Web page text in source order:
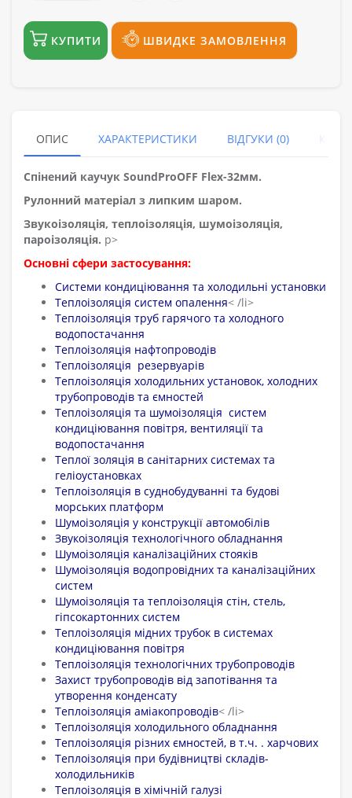
КУПИТИ ШВИДКЕ ЗАМОВЛЕННЯ
ОПИС ХАРАКТЕРИСТИКИ ВІДГУКИ (0)
Спінений каучук SoundProOFF Flex-32мм.
Рулонний матеріал з липким шаром.
Звукоізоляція, теплоізоляція, шумоізоляція,
пароізоляція. p>
Основні сфери застосування:
Системи кондиціювання та холодильні установки
Теплоізоляція систем опалення< /li>
Теплоізоляція труб гарячого та холодного
водопостачання
Теплоізоляція нафтопроводів
Теплоізоляція резервуарів
Теплоізоляція холодильних установок, холодних
трубопроводів та ємностей
Теплоізоляція та шумоізоляція систем
кондиціювання повітря, вентиляції та
водопостачання
Теплої золяція в санітарних системах та
геліоустановках
Теплоізоляція в суднобудуванні та будові
морських платформ
Шумоізоляція у конструкції автомобілів
Звукоізоляція технологічного обладнання
Шумоізоляція каналізаційних стояків
Шумоізоляція водопровідних та каналізаційних
систем
Шумоізоляція та теплоізоляція стін, стель,
гіпсокартонних систем
Теплоізоляція мідних трубок в системах
кондиціювання повітря
Теплоізоляція технологічних трубопроводів
Захист трубопроводів від запотівання та
утворення конденсату
Теплоізоляція аміакопроводів< /li>
Теплоізоляція холодильного обладнання
Теплоізоляція різних ємностей, в т.ч. . харчових
Теплоізоляція при будівництві складів-
холодильників
Теплоізоляція в хімічній галузі